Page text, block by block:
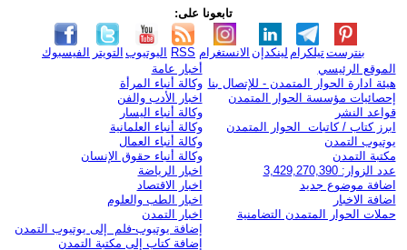
تابعونا على:
الفيسبوك التويتر اليوتيوب RSS الانستغرام لينكدإن تيلكرامبنترست
الموقع الرئيسي
هيئة ادارة الحوار المتمدن - للإتصال بنا
إحصائيات مؤسسة الحوار المتمدن
قواعد النشر
ابرز كتاب / كاتبات الحوار المتمدن
يوتيوب التمدن
مكتبة التمدن
عدد الزوار: 3,429,270,390
اضافة موضوع جديد
اضافة الاخبار
حملات الحوار المتمدن التضامنية
أخبار عامة
وكالة أنباء المرأة
اخبار الأدب والفن
وكالة أنباء اليسار
وكالة أنباء العلمانية
وكالة أنباء العمال
وكالة أنباء حقوق الإنسان
اخبار الرياضة
اخبار الاقتصاد
اخبار الطب والعلوم
اخبار التمدن
إضافة يوتيوب-فلم إلى يوتيوب التمدن
إضافة كتاب إلى مكتبة التمدن